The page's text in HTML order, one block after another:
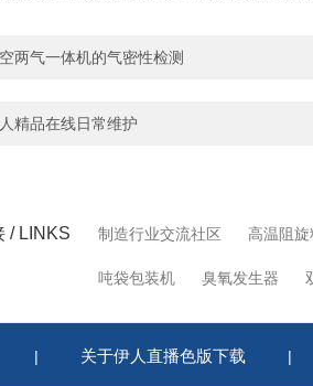
两气一体机的气密性检测
精品在线日常维护
/ LINKS 制造行业交流社区 高温阻
吨袋包装机 臭氧发生器
| 关于伊人直播色版下载 |